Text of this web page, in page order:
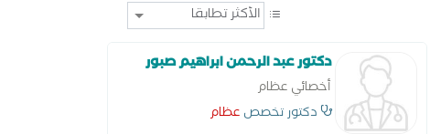
دكتور عبد الرحمن ابراهيم صبور
أخصائي عظام
دكتور تخصص عظام